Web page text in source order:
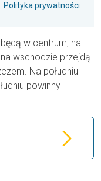
Polityka prywatności
w centrum, na
wschodzie przejdą
Na południu
powinny